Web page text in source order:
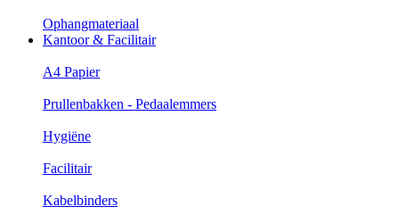
Ophangmateriaal
Kantoor & Facilitair
A4 Papier
Prullenbakken - Pedaalemmers
Hygiëne
Facilitair
Kabelbinders